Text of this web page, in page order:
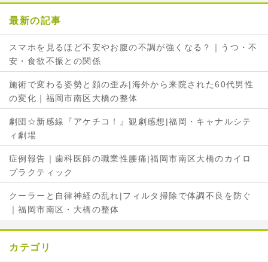
最新の記事
スマホを見るほど不安やお腹の不調が強くなる？｜うつ・不
安・食欲不振との関係
施術で変わる姿勢と顔の歪み|海外から来院された60代男性
の変化｜福岡市南区大橋の整体
劇団☆新感線『アケチコ！』観劇感想|福岡・キャナルシテ
ィ劇場
症例報告｜歯科医師の職業性腰痛|福岡市南区大橋のカイロ
プラクティック
クーラーと自律神経の乱れ|フィルタ掃除で体調不良を防ぐ
｜福岡市南区・大橋の整体
カテゴリ